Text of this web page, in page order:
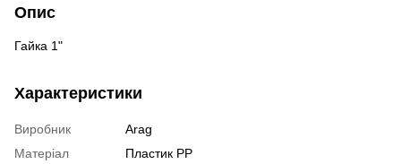
Опис
Гайка 1"
Характеристики
Виробник
Arag
Матеріал
Пластик РР